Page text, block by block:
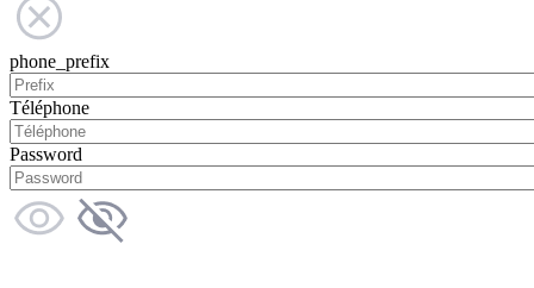
phone_prefix
Téléphone
Password